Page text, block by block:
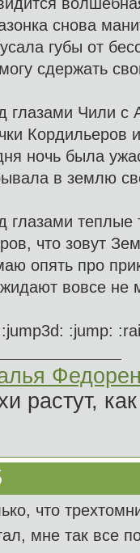
снова
губы от
сдержать
глазами Чили с
Кордильеров
ночь была
в землю
глазами теплые
что зовут
опять про
вовсе не
:jump:
растут,
что
мне так все